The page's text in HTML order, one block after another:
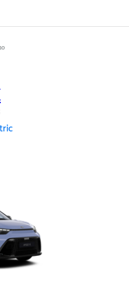
filtered results